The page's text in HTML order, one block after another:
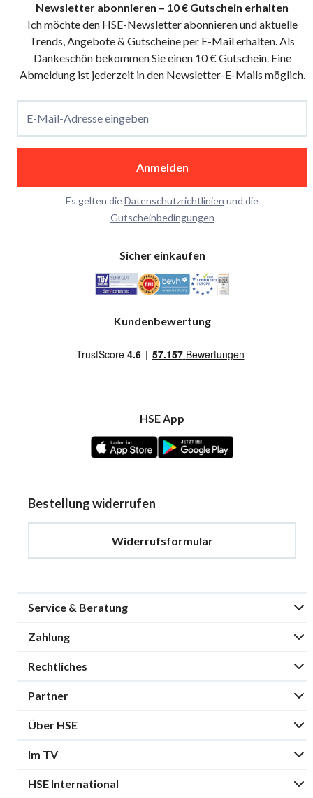
Newsletter abonnieren – 10 € Gutschein erhalten
Ich möchte den HSE-Newsletter abonnieren und aktuelle
Trends, Angebote & Gutscheine per E-Mail erhalten. Als
Dankeschön bekommen Sie einen 10 € Gutschein. Eine
Abmeldung ist jederzeit in den Newsletter-E-Mails möglich.
E-Mail-Adresse eingeben
Anmelden
Es gelten dieDatenschutzrichtlinien und die
Gutscheinbedingungen
Sicher einkaufen
Kundenbewertung
HSE App
Bestellung widerrufen
Widerrufsformular
Service & Beratung
Zahlung
Rechtliches
Partner
Über HSE
Im TV
HSE International